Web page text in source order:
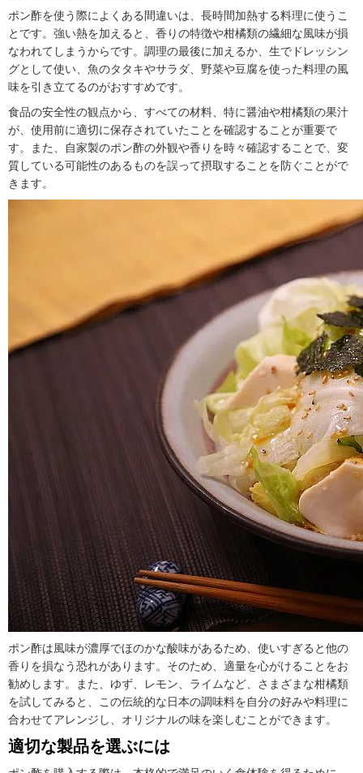
ポン酢を使う際によくある間違いは、長時間加熱する料理に使うこ
とです。強い熱を加えると、香りの特徴や柑橘類の繊細な風味が損
なわれてしまうからです。調理の最後に加えるか、生でドレッシン
グとして使い、魚のタタキやサラダ、野菜や豆腐を使った料理の風
味を引き立てるのがおすすめです。
食品の安全性の観点から、すべての材料、特に醤油や柑橘類の果汁
が、使用前に適切に保存されていたことを確認することが重要で
す。また、自家製のポン酢の外観や香りを時々確認することで、変
質している可能性のあるものを誤って摂取することを防ぐことがで
きます。
ポン酢は風味が濃厚でほのかな酸味があるため、使いすぎると他の
香りを損なう恐れがあります。そのため、適量を心がけることをお
勧めします。また、ゆず、レモン、ライムなど、さまざまな柑橘類
を試してみると、この伝統的な日本の調味料を自分の好みや料理に
合わせてアレンジし、オリジナルの味を楽しむことができます。
適切な製品を選ぶには